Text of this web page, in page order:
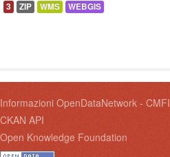
3 ZIP WMS WEBGIS
Informazioni OpenDataNetwork - CMFI
CKAN API
Open Knowledge Foundation